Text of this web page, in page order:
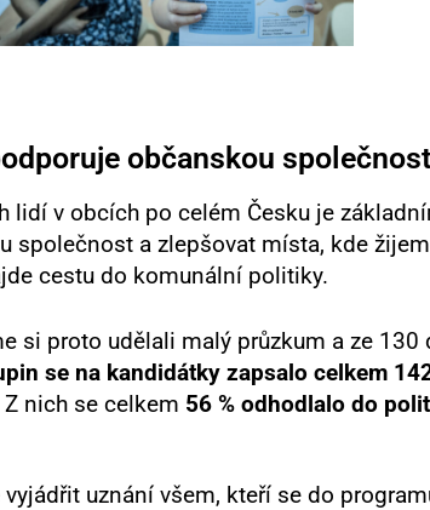
občanskou společnost
lidí v obcích po celém Česku je
společnost a zlepšovat místa, kde
cestu do komunální politiky.
si proto udělali malý průzkum a ze 130
se na kandidátky zapsalo celkem
nich se celkem 56 % odhodlalo do
vyjádřit uznání všem, kteří se do